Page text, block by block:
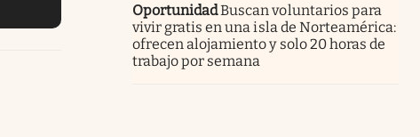
OportunidadBuscan voluntarios para
vivir gratis en una isla de Norteamérica:
ofrecen alojamiento y solo 20 horas de
trabajo por semana